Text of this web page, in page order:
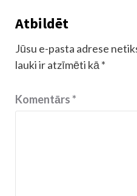
Atbildēt
Jūsu e-pasta adrese
lauki ir atzīmēti kā*
Komentārs*